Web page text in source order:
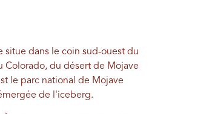
situe dans le coin sud-ouest du
Colorado, du désert de Mojave
le parc national de Mojave
de l'iceberg.